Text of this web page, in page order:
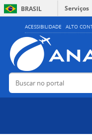
ACESSIBILIDADE ALTO
BRASIL
Serviços
Buscar no portal